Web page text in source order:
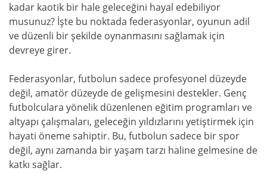
kadar kaotik bir hale geleceğini hayal edebiliyor
musunuz? İşte bu noktada federasyonlar, oyunun adil
ve düzenli bir şekilde oynanmasını sağlamak için
devreye girer.
Federasyonlar, futbolun sadece profesyonel düzeyde
değil, amatör düzeyde de gelişmesini destekler. Genç
futbolculara yönelik düzenlenen eğitim programları ve
altyapı çalışmaları, geleceğin yıldızlarını yetiştirmek için
hayati öneme sahiptir. Bu, futbolun sadece bir spor
değil, aynı zamanda bir yaşam tarzı haline gelmesine de
katkı sağlar.